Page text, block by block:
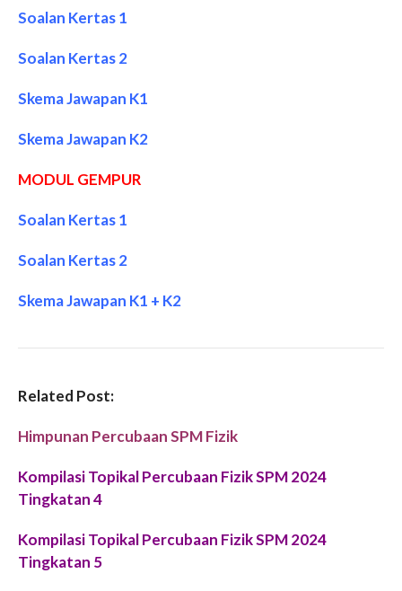
Soalan Kertas 1
Soalan Kertas 2
Skema Jawapan K1
Skema Jawapan K2
MODUL GEMPUR
Soalan Kertas 1
Soalan Kertas 2
Skema Jawapan K1 + K2
Related Post:
Himpunan Percubaan SPM Fizik
Kompilasi Topikal Percubaan Fizik SPM 2024
Tingkatan 4
Kompilasi Topikal Percubaan Fizik SPM 2024
Tingkatan 5